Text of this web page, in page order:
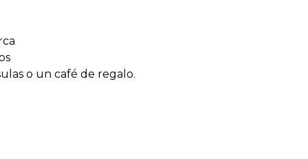
o un café de regalo.